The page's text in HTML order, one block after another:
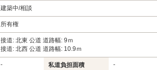
建築中/相談
所有権
接道: 北東 公道 道路幅: 9ｍ
接道: 北西 公道 道路幅: 10.9ｍ
- 私道負担面積 -